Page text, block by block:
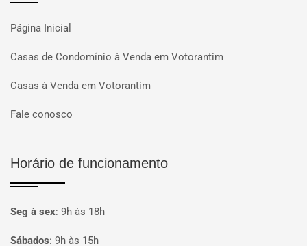
Página Inicial
Casas de Condomínio à Venda em Votorantim
Casas à Venda em Votorantim
Fale conosco
Horário de funcionamento
Seg à sex: 9h às 18h
Sábados: 9h às 15h